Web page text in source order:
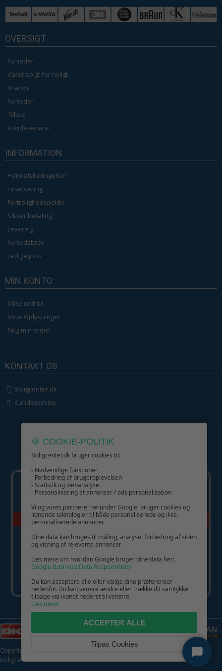
OVERSIGT
Nyheder
Varer solgt for nyligt
Brands
Nyheder
Tilbud
Kundeservice
INFORMATION
Handelsbetingelser
Finansering
Fortrolighedspolitik
Sikker betaling
Levering
Nyhedsbrev
Ledige jobs
MIN KONTO
Mine ordrer
Mine Oplysninger
Følg min ordre
KONTAKT OS
Boligcenter.dk
Kundeservice
GIV GLÆDE MED ET GAVEKORT!
Copyright © 2026 | CVR: DK41222093 | Alle rettigheder forbeholdes |
Boligcenter.dk 🍪
🍪 COOKIE-POLITIK
Boligcenter.dk bruger cookies til:
- Nødvendige funktioner
- Forbedring af brugeroplevelsen
- Statistik og webanalyse
- Personalisering af annoncer / ads personalization
Vi og vores partnere, herunder Google, bruger cookies og
lignende teknologier til både personaliserede og ikke-
personaliserede annoncer.
Dine data kan bruges til måling, analyse, forbedring af siden
og visning af relevante annoncer.
Læs mere om hvordan Google bruger dine data her:
Google Business Data Responsibility
Du kan acceptere alle eller vælge dine præferencer
nedenfor. Du kan senere ændre eller trække dit samtykke
tilbage via ikonet nederst til venstre.
Læs mere
ACCEPTER ALLE
Tilpas Cookies